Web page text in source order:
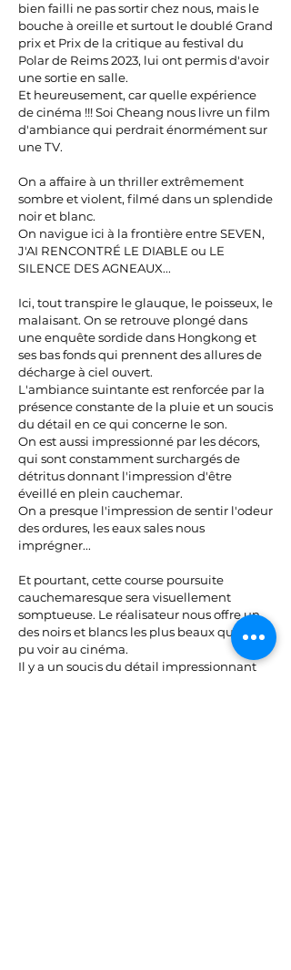
bien failli ne pas sortir chez nous, mais le
bouche à oreille et surtout le doublé Grand
prix et Prix de la critique au festival du
Polar de Reims 2023, lui ont permis d'avoir
une sortie en salle.
Et heureusement, car quelle expérience
de cinéma !!! Soi Cheang nous livre un film
d'ambiance qui perdrait énormément sur
une TV.
On a affaire à un thriller extrêmement
sombre et violent, filmé dans un splendide
noir et blanc.
On navigue ici à la frontière entre SEVEN,
J'AI RENCONTRÉ LE DIABLE ou LE
SILENCE DES AGNEAUX...
Ici, tout transpire le glauque, le poisseux, le
malaisant. On se retrouve plongé dans
une enquête sordide dans Hongkong et
ses bas fonds qui prennent des allures de
décharge à ciel ouvert.
L'ambiance suintante est renforcée par la
présence constante de la pluie et un soucis
du détail en ce qui concerne le son.
On est aussi impressionné par les décors,
qui sont constamment surchargés de
détritus donnant l'impression d'être
éveillé en plein cauchemar.
On a presque l'impression de sentir l'odeur
des ordures, les eaux sales nous
imprégner...
Et pourtant, cette course poursuite
cauchemaresque sera visuellement
somptueuse. Le réalisateur nous offre un
des noirs et blancs les plus beaux que j'ai
pu voir au cinéma.
Il y a un soucis du détail impressionnant